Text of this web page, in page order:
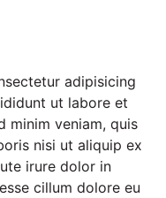
adipisicing
ut labore et
minim veniam, quis
nisi ut aliquip ex
irure dolor in
cillum dolore eu